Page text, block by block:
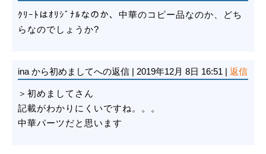
ｸﾘｰﾄはｵﾘｼﾞﾅﾙなのか、中華のコピー品なのか、どち
らなのでしょうか?
ina から初めましてへの返信 | 2019年12月 8日 16:51 | 返信
＞初めましてさん
記載がわかりにくいですね。。。
中華パーツだと思います